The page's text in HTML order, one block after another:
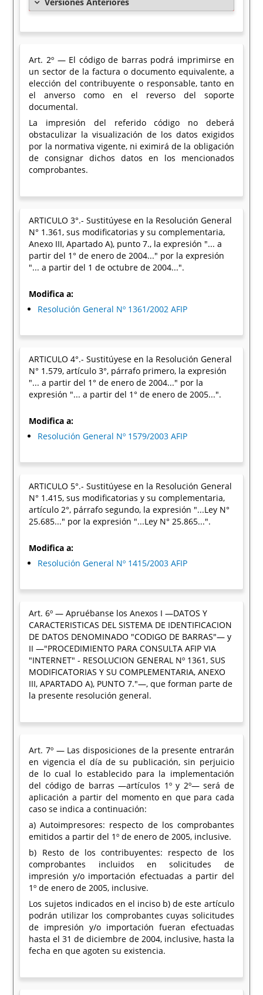
Art. 2º — El código de barras podrá imprimirse en
un sector de la factura o documento equivalente, a
elección del contribuyente o responsable, tanto en
el anverso como en el reverso del soporte
documental.
La impresión del referido código no deberá
obstaculizar la visualización de los datos exigidos
por la normativa vigente, ni eximirá de la obligación
de consignar dichos datos en los mencionados
comprobantes.
ARTICULO 3°.- Sustitúyese en la Resolución General
N° 1.361, sus modificatorias y su complementaria,
Anexo III, Apartado A), punto 7., la expresión "... a
partir del 1° de enero de 2004..." por la expresión
"... a partir del 1 de octubre de 2004...".
Modifica a:
Resolución General Nº 1361/2002 AFIP
ARTICULO 4°.- Sustitúyese en la Resolución General
N° 1.579, artículo 3°, párrafo primero, la expresión
"... a partir del 1° de enero de 2004..." por la
expresión "... a partir del 1° de enero de 2005...".
Modifica a:
Resolución General Nº 1579/2003 AFIP
ARTICULO 5°.- Sustitúyese en la Resolución General
N° 1.415, sus modificatorias y su complementaria,
artículo 2°, párrafo segundo, la expresión "...Ley N°
25.685..." por la expresión "...Ley N° 25.865...".
Modifica a:
Resolución General Nº 1415/2003 AFIP
Art. 6º — Apruébanse los Anexos I —DATOS Y
CARACTERISTICAS DEL SISTEMA DE IDENTIFICACION
DE DATOS DENOMINADO "CODIGO DE BARRAS"— y
II —"PROCEDIMIENTO PARA CONSULTA AFIP VIA
"INTERNET" - RESOLUCION GENERAL Nº 1361, SUS
MODIFICATORIAS Y SU COMPLEMENTARIA, ANEXO
III, APARTADO A), PUNTO 7."—, que forman parte de
la presente resolución general.
Art. 7º — Las disposiciones de la presente entrarán
en vigencia el día de su publicación, sin perjuicio
de lo cual lo establecido para la implementación
del código de barras —artículos 1º y 2º— será de
aplicación a partir del momento en que para cada
caso se indica a continuación:
a) Autoimpresores: respecto de los comprobantes
emitidos a partir del 1º de enero de 2005, inclusive.
b) Resto de los contribuyentes: respecto de los
comprobantes incluidos en solicitudes de
impresión y/o importación efectuadas a partir del
1º de enero de 2005, inclusive.
Los sujetos indicados en el inciso b) de este artículo
podrán utilizar los comprobantes cuyas solicitudes
de impresión y/o importación fueran efectuadas
hasta el 31 de diciembre de 2004, inclusive, hasta la
fecha en que agoten su existencia.